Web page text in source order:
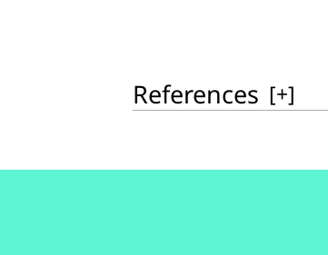
References [+]